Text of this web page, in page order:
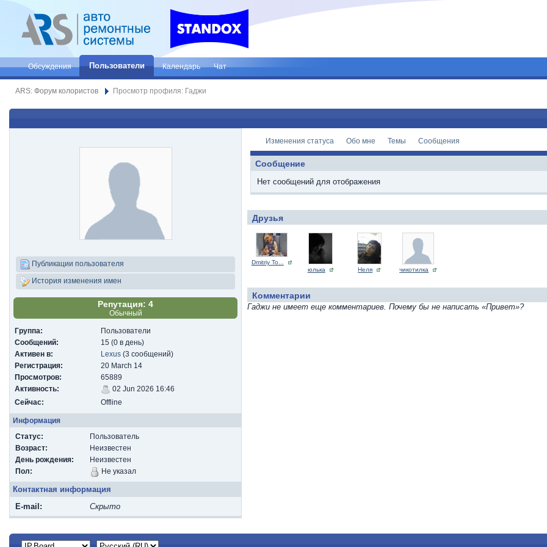
Обсуждения Пользователи Календарь Чат
ARS: Форум колористов Просмотр профиля: Гаджи
Публикации пользователя
История изменения имен
Репутация: 4
Обычный
Группа:
Пользователи
Сообщений:
15 (0 в день)
Активен в:
Lexus (3 сообщений)
Регистрация:
20 March 14
Просмотров:
65889
Активность:
02 Jun 2026 16:46
Сейчас:
Offline
Информация
Статус:
Пользователь
Возраст:
Неизвестен
День рождения:
Неизвестен
Пол:
Не указал
Контактная информация
E-mail:
Скрыто
Изменения статуса Обо мне Темы Сообщения
Сообщение
Нет сообщений для отображения
Друзья
Dmitriy To...
юлька
Неля чикотилка
Комментарии
Гаджи не имеет еще комментариев. Почему бы не написать «Привет»?